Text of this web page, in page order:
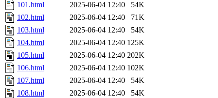
101.html
2025-06-04 12:40
54K
102.html
2025-06-04 12:40
71K
103.html
2025-06-04 12:40
54K
104.html
2025-06-04 12:40 125K
105.html
2025-06-04 12:40 202K
106.html
2025-06-04 12:40 102K
107.html
2025-06-04 12:40
54K
108.html
2025-06-04 12:40
54K